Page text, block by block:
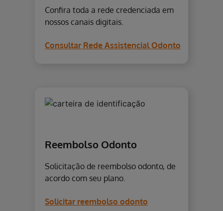
Confira toda a rede credenciada em
nossos canais digitais.
Consultar Rede Assistencial Odonto
Reembolso Odonto
Solicitação de reembolso odonto, de
acordo com seu plano.
Solicitar reembolso odonto